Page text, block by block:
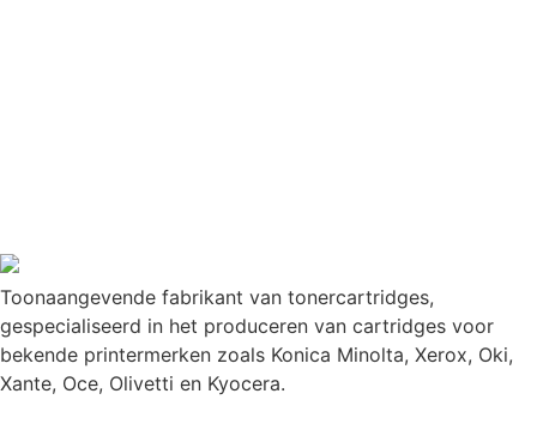
Toonaangevende fabrikant van tonercartridges,
gespecialiseerd in het produceren van cartridges voor
bekende printermerken zoals Konica Minolta, Xerox, Oki,
Xante, Oce, Olivetti en Kyocera.